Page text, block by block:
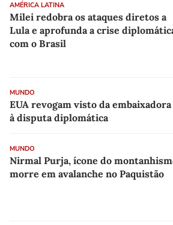
AMÉRICA LATINA
Milei redobra os ataques diretos a
Lula e aprofunda a crise
com o Brasil
MUNDO
EUA revogam visto da
à disputa diplomática
MUNDO
Nirmal Purja, ícone do
morre em avalanche no Paquistão